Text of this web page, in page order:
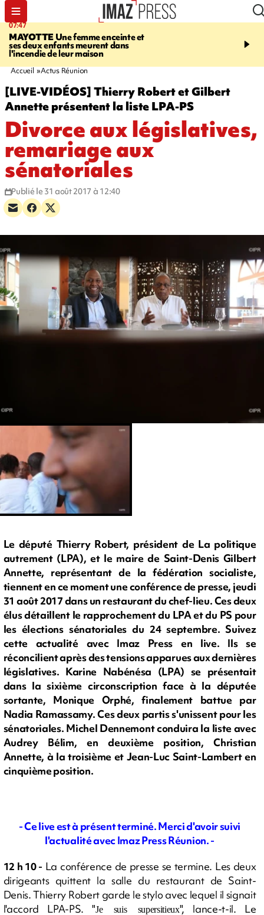
07:47
MAYOTTE Une femme enceinte et
ses deux enfants meurent dans
l'incendie de leur maison
10:48
Christophe Lambert
Accueil Actus Réunion
[LIVE-VIDÉOS] Thierry Robert et Gilbert
Annette présentent la liste LPA-PS
Divorce aux législatives,
remariage aux
sénatoriales
Publié le 31 août 2017 à 12:40
Le député Thierry Robert, président de La politique
autrement (LPA), et le maire de Saint-Denis Gilbert
Annette, représentant de la fédération socialiste,
tiennent en ce moment une conférence de presse, jeudi
31 août 2017 dans un restaurant du chef-lieu. Ces deux
élus détaillent le rapprochement du LPA et du PS pour
les élections sénatoriales du 24 septembre. Suivez
cette actualité avec Imaz Press en live. Ils se
réconcilient après des tensions apparues aux dernières
législatives. Karine Nabénésa (LPA) se présentait
dans la sixième circonscription face à la députée
sortante, Monique Orphé, finalement battue par
Nadia Ramassamy. Ces deux partis s'unissent pour les
sénatoriales. Michel Dennemont conduira la liste avec
Audrey Bélim, en deuxième position, Christian
Annette, à la troisième et Jean-Luc Saint-Lambert en
cinquième position.
- Ce live est à présent terminé. Merci d'avoir suivi
l'actualité avec Imaz Press Réunion. -
12 h 10 - La conférence de presse se termine. Les deux
dirigeants quittent la salle du restaurant de Saint-
Denis. Thierry Robert garde le stylo avec lequel il signait
l'accord LPA-PS. "Je suis supersitieux", lance-t-il. Le